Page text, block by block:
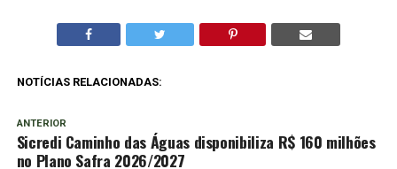
NOTÍCIAS RELACIONADAS:
ANTERIOR
Sicredi Caminho das Águas disponibiliza R$ 160 milhões
no Plano Safra 2026/2027